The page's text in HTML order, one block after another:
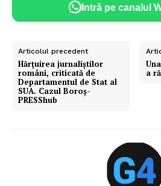
Intră pe canalul
Articolul precedent
Hărțuirea jurnaliștilor
români, criticată de
Departamentul de Stat al
SUA. Cazul Boroș-
PRESShub
a